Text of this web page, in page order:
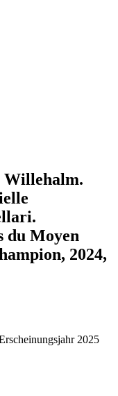
Willehalm.
du Moyen
2024,
2025